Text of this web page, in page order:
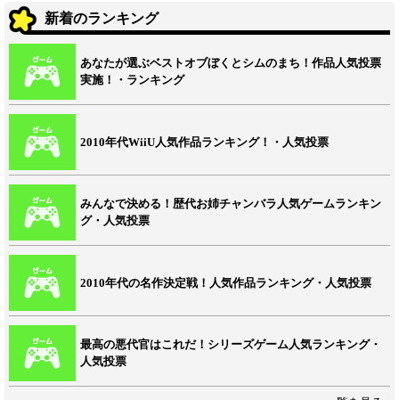
新着のランキング
あなたが選ぶベストオブぼくとシムのまち！作品人気投票
実施！・ランキング
2010年代WiiU人気作品ランキング！・人気投票
みんなで決める！歴代お姉チャンバラ人気ゲームランキン
グ・人気投票
2010年代の名作決定戦！人気作品ランキング・人気投票
最高の悪代官はこれだ！シリーズゲーム人気ランキング・
人気投票